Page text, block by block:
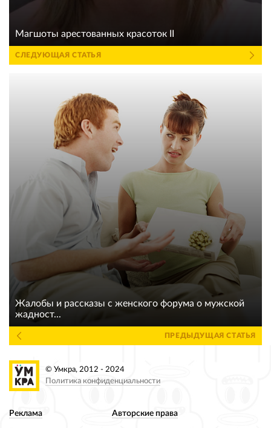
Магшоты арестованных красоток II
СЛЕДУЮЩАЯ СТАТЬЯ
Жалобы и рассказы с женского форума о мужской
жадност...
ПРЕДЫДУЩАЯ СТАТЬЯ
Реклама Авторские права
© Умкра, 2012 - 2024
Политика конфиденциальности